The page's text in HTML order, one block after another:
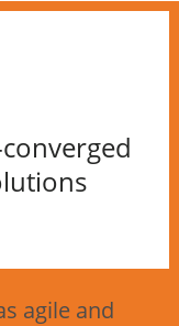
agile and